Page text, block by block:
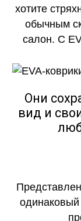
хотите
обычным
салон. С
Они
вид и